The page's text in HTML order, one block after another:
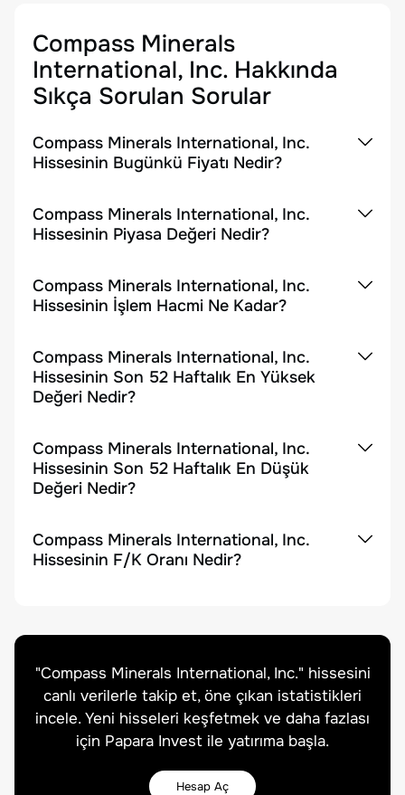
Compass Minerals
International, Inc. Hakkında
Sıkça Sorulan Sorular
Compass Minerals International, Inc.
Hissesinin Bugünkü Fiyatı Nedir?
Compass Minerals International, Inc.
Hissesinin Piyasa Değeri Nedir?
Compass Minerals International, Inc.
Hissesinin İşlem Hacmi Ne Kadar?
Compass Minerals International, Inc.
Hissesinin Son 52 Haftalık En Yüksek
Değeri Nedir?
Compass Minerals International, Inc.
Hissesinin Son 52 Haftalık En Düşük
Değeri Nedir?
Compass Minerals International, Inc.
Hissesinin F/K Oranı Nedir?
"Compass Minerals International, Inc." hissesini
canlı verilerle takip et, öne çıkan istatistikleri
incele. Yeni hisseleri keşfetmek ve daha fazlası
için Papara Invest ile yatırıma başla.
Hesap Aç